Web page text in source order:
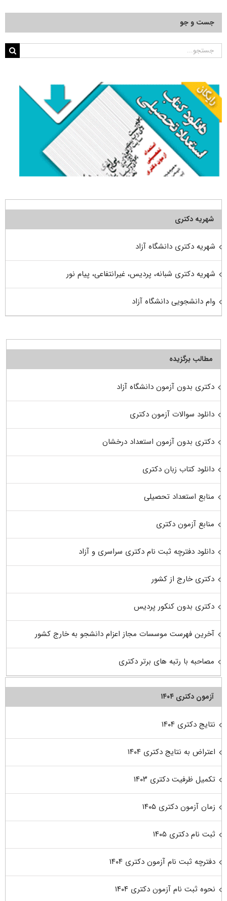
جست و جو
جستجو
شهریه دکتری
شهریه دکتری دانشگاه آزاد
شهریه دکتری شبانه، پردیس، غیرانتفاعی، پیام نور
وام دانشجویی دانشگاه آزاد
مطالب برگزیده
دکتری بدون آزمون دانشگاه آزاد
دانلود سوالات آزمون دکتری
دکتری بدون آزمون استعداد درخشان
دانلود کتاب زبان دکتری
منابع استعداد تحصیلی
منابع آزمون دکتری
دانلود دفترچه ثبت نام دکتری سراسری و آزاد
دکتری خارج از کشور
دکتری بدون کنکور پردیس
آخرین فهرست موسسات مجاز اعزام دانشجو به خارج کشور
مصاحبه با رتبه های برتر دکتری
آزمون دکتری ۱۴۰۴
نتایج دکتری ۱۴۰۴
اعتراض به نتایج دکتری ۱۴۰۴
تکمیل ظرفیت دکتری ۱۴۰۳
زمان آزمون دکتری ۱۴۰۵
ثبت نام دکتری ۱۴۰۵
دفترچه ثبت نام آزمون دکتری ۱۴۰۴
نحوه ثبت نام آزمون دکتری ۱۴۰۴